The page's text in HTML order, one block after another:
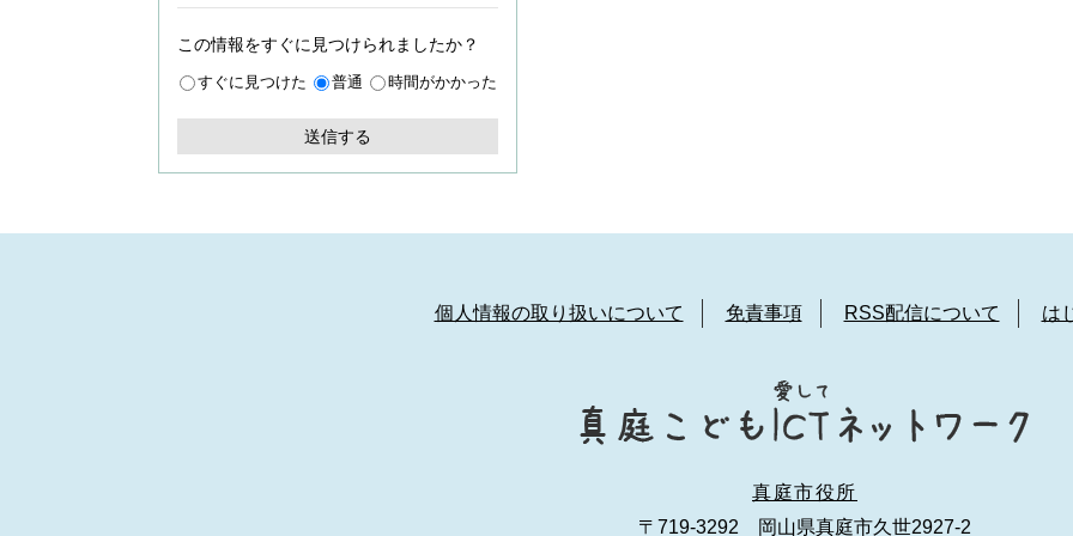
この情報をすぐに見つけられましたか？
すぐに見つけた 普通 時間がかかった
個人情報の取り扱いについて 免責事項 RSS配信について は
真庭市役所
〒719-3292 岡山県真庭市久世2927-2